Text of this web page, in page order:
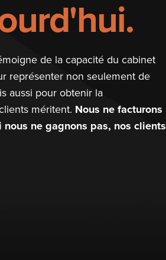
de la capacité du cabinet
représenter non seulement de
aussi pour obtenir la
méritent. Nous ne facturons
ne gagnons pas, nos clients